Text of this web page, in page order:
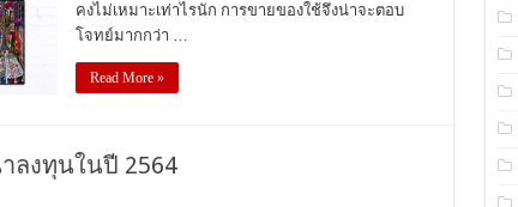
คงไม่เหมาะเท่าไรนัก การขายของใช้จึงน่าจะตอบ
โจทย์มากกว่า …
Read More »
ลงทุนในปี 2564